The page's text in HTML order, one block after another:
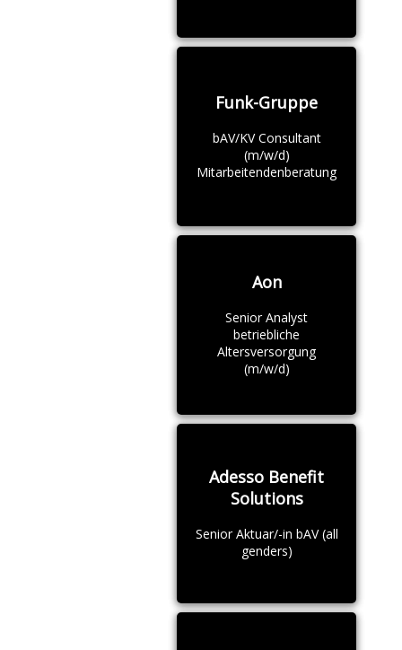
Funk-Gruppe
bAV/KV Consultant
(m/w/d)
Mitarbeitendenberatung
Aon
Senior Analyst
betriebliche
Altersversorgung
(m/w/d)
Adesso Benefit
Solutions
Senior Aktuar/-in bAV (all
genders)